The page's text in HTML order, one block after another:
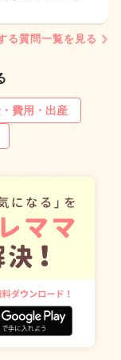
る質問一覧を見る
費用・出産